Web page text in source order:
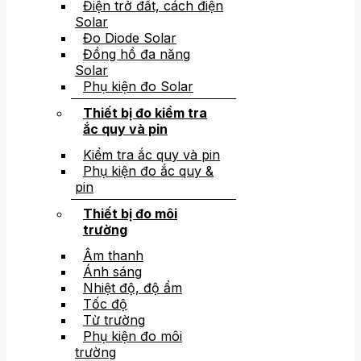
Điện trở đất, cách điện
Solar
Đo Diode Solar
Đồng hồ đa năng
Solar
Phụ kiện đo Solar
Thiết bị đo kiểm tra
ắc quy và pin
Kiểm tra ắc quy và pin
Phụ kiện đo ắc quy &
pin
Thiết bị đo môi
trường
Âm thanh
Ánh sáng
Nhiệt độ, độ ẩm
Tốc độ
Từ trường
Phụ kiện đo môi
trường